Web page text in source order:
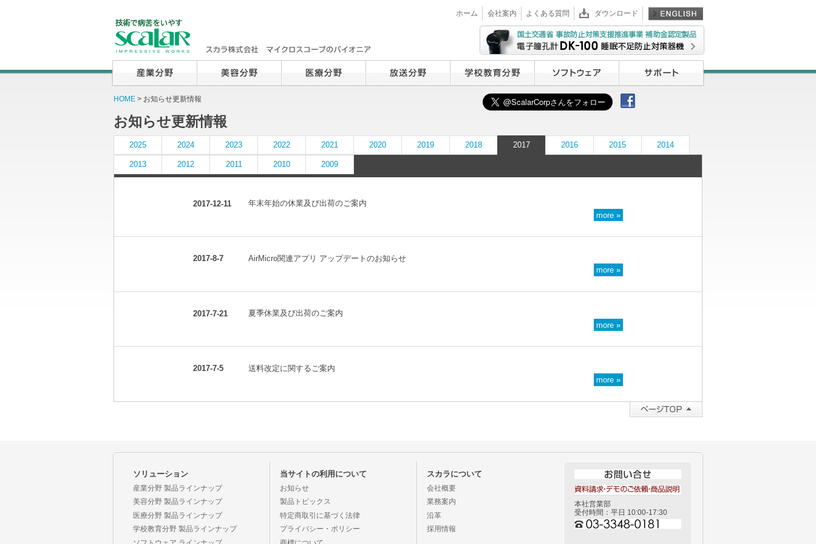
ホーム 会社案内 よくある質問 ダウンロード
HOME > お知らせ更新情報
お知らせ更新情報
更新履歴：2017年
2017-12-11
年末年始の休業及び出荷のご案内
more »
2017-8-7
AirMicro関連アプリ アップデートのお知らせ
more »
2017-7-21
夏季休業及び出荷のご案内
more »
2017-7-5
送料改定に関するご案内
more »
2025 2024 2023 2022 2021 2020 2019 2018 2017 2016 2015 2014
2013 2012 2011 2010 2009
ソリューション
産業分野 製品ラインナップ
美容分野 製品ラインナップ
医療分野 製品ラインナップ
学校教育分野 製品ラインナップ
当サイトの利用について
お知らせ
製品トピックス
特定商取引に基づく法律
プライバシー・ポリシー
スカラについて
会社概要
業務案内
沿革
採用情報
本社営業部
受付時間：平日 10:00-17:30